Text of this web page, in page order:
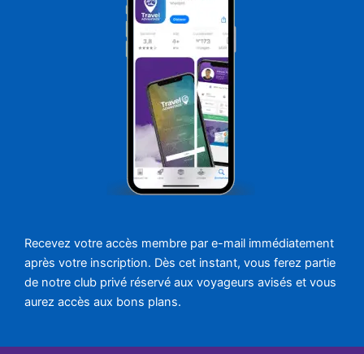
Recevez votre accès membre par e-mail immédiatement
après votre inscription. Dès cet instant, vous ferez partie
de notre club privé réservé aux voyageurs avisés et vous
aurez accès aux bons plans.